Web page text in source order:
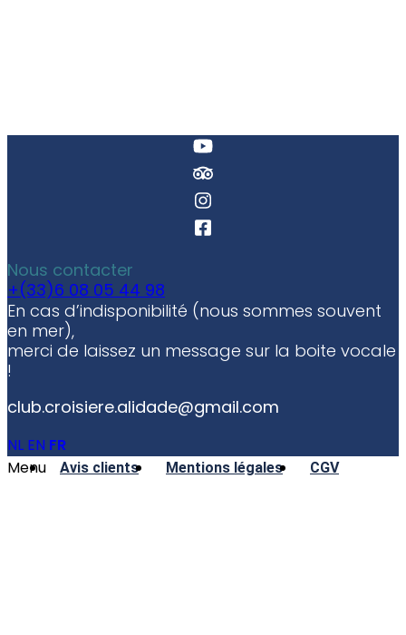
Nous contacter
+(33)6 08 05 44 98
En cas d’indisponibilité (nous sommes souvent
en mer),
merci de laissez un message sur la boite vocale
!
club.croisiere.alidade@gmail.com
NL EN FR
Menu
Avis clients Mentions légales CGV